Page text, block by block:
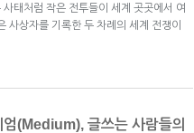
태처럼 작은 전투들이 세계 곳곳에서 여
사상자를 기록한 두 차례의 세계 전쟁이
(Medium), 글쓰는 사람들의